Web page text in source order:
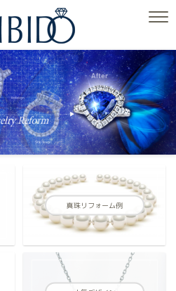
真珠リフォーム例